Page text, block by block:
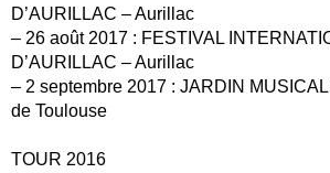
D’AURILLAC – Aurillac
– 26 août 2017 : FESTIVAL
D’AURILLAC – Aurillac
– 2 septembre 2017 : JARDIN
de Toulouse
TOUR 2016